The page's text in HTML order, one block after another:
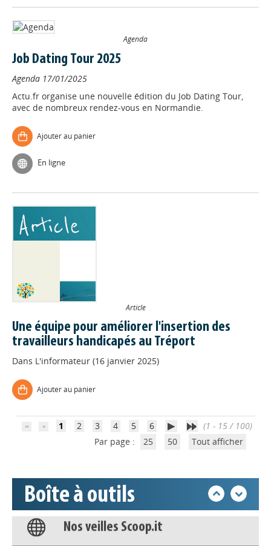
Agenda
Job Dating Tour 2025
Agenda 17/01/2025
Actu.fr organise une nouvelle édition du Job Dating Tour,
avec de nombreux rendez-vous en Normandie.
Ajouter au panier
En ligne
Article
Une équipe pour améliorer l'insertion des
travailleurs handicapés au Tréport
Dans L'informateur (16 janvier 2025)
Ajouter au panier
1 2 3 4 5 6
(1 - 15 / 100)
Par page :
25 50 Tout afficher
Boîte à outils
Appels à projets
Accéder à son compte - (Se
déconnecter)
Nos veilles Scoop.it
Appels à projets